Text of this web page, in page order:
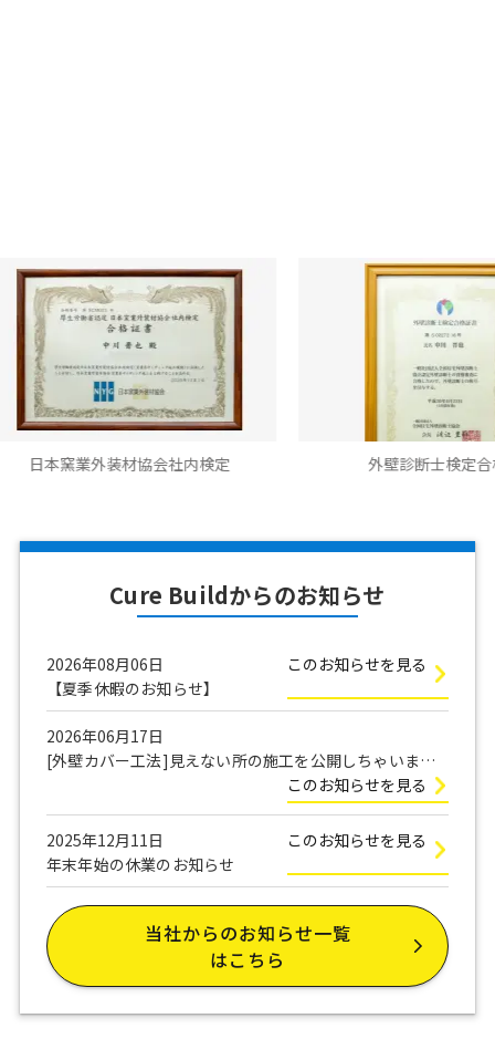
装材協会社内検定 外壁診断士検定合格書
Cure Buildからのお知らせ
2026年08月06日
【夏季休暇のお知らせ】
このお知らせを見る
2026年06月17日
[外壁カバー工法]見えない所の施工を公開しちゃいま
このお知らせを見る
2025年12月11日
年末年始の休業のお知らせ
このお知らせを見る
当社からのお知らせ一覧
はこちら